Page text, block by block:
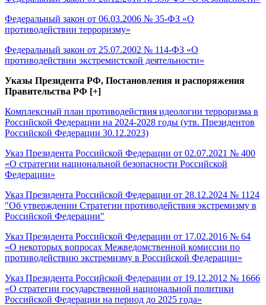
Федеральный закон от 06.03.2006 № 35-ФЗ «О
противодействии терроризму»
Федеральный закон от 25.07.2002 № 114-ФЗ «О
противодействии экстремистской деятельности»
Указы Президента РФ, Постановления и распоряжения
Правительства РФ [+]
Комплексный план противодействия идеологии терроризма в
Российской Федерации на 2024-2028 годы (утв. Президентов
Российской Федерации 30.12.2023)
Указ Президента Российской Федерации от 02.07.2021 № 400
«О стратегии национальной безопасности Российской
Федерации»
Указ Президента Российской Федерации от 28.12.2024 № 1124
"Об утверждении Стратегии противодействия экстремизму в
Российской Федерации"
Указ Президента Российской Федерации от 17.02.2016 № 64
«О некоторых вопросах Межведомственной комиссии по
противодействию экстремизму в Российской Федерации»
Указ Президента Российской Федерации от 19.12.2012 № 1666
«О стратегии государственной национальной политики
Российской Федерации на период до 2025 года»